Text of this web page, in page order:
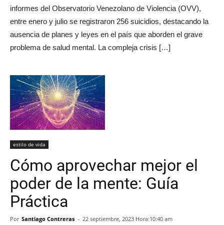
informes del Observatorio Venezolano de Violencia (OVV),
entre enero y julio se registraron 256 suicidios, destacando la
ausencia de planes y leyes en el país que aborden el grave
problema de salud mental. La compleja crisis […]
estilo de vida
Cómo aprovechar mejor el
poder de la mente: Guía
Práctica
Por Santiago Contreras - 22 septiembre, 2023 Hora:10:40 am